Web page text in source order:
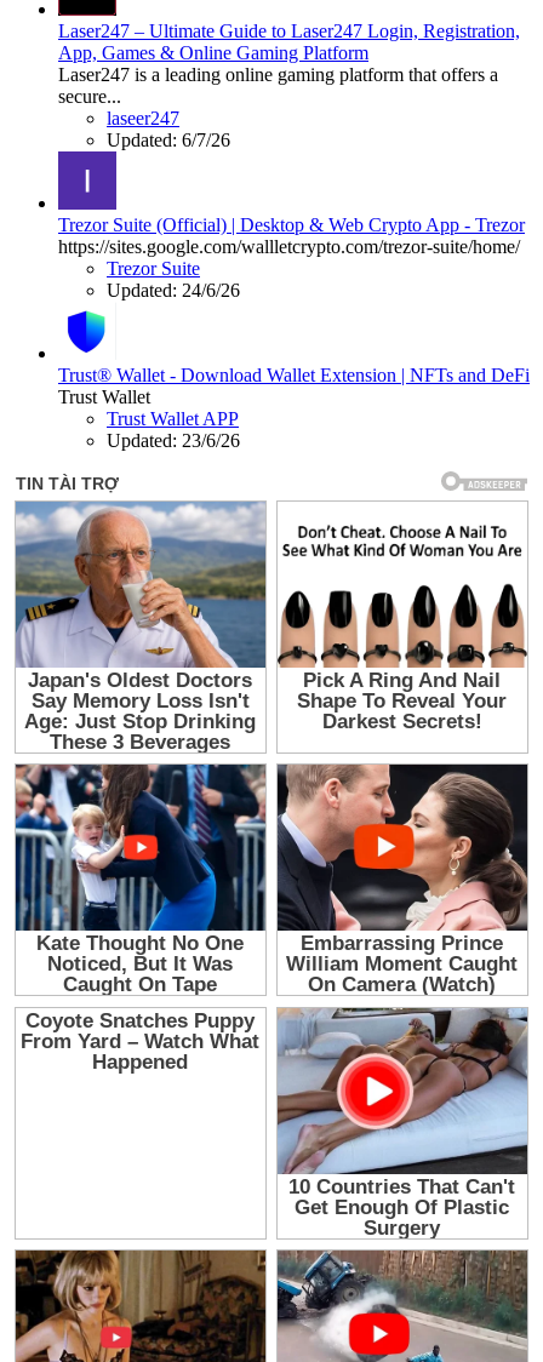
Laser247 – Ultimate Guide to Laser247 Login, Registration,
App, Games & Online Gaming Platform
Laser247 is a leading online gaming platform that offers a
secure...
laseer247
Updated: 6/7/26
Trezor Suite (Official) | Desktop & Web Crypto App - Trezor
https://sites.google.com/wallletcrypto.com/trezor-suite/home/
Trezor Suite
Updated: 24/6/26
Trust® Wallet - Download Wallet Extension | NFTs and DeFi
Trust Wallet
Trust Wallet APP
Updated: 23/6/26